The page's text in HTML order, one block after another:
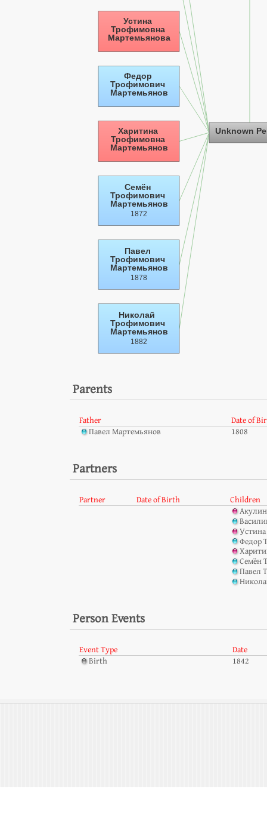
Parents
Father
Date of
Павел Мартемьянов
1808
Partners
Partner Date of Birth
Children
Федор
Семён
Павел
Person Events
Event Type
Date
Birth
1842